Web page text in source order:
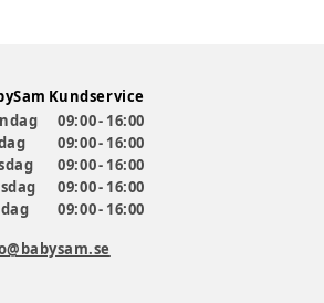
Kundservice
09:00 - 16:00
09:00 - 16:00
09:00 - 16:00
09:00 - 16:00
09:00 - 16:00